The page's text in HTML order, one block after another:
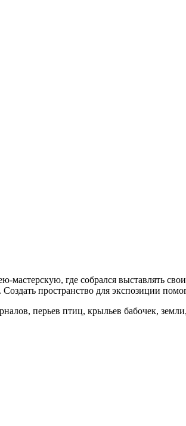
где собрался выставлять
пространство для экспозиции
перьев птиц, крыльев бабочек,